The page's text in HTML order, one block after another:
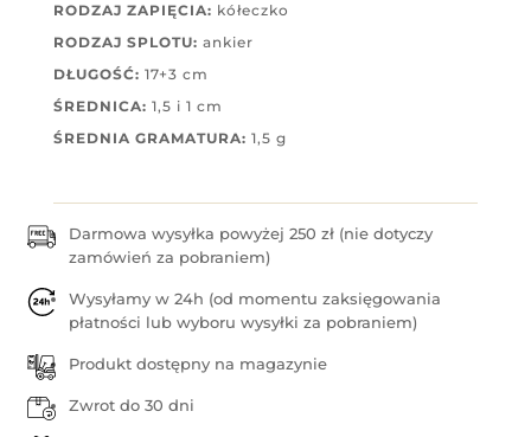
RODZAJ ZAPIĘCIA: kółeczko
RODZAJ SPLOTU: ankier
DŁUGOŚĆ: 17+3 cm
ŚREDNICA: 1,5 i 1 cm
ŚREDNIA GRAMATURA: 1,5 g
Darmowa wysyłka powyżej 250 zł (nie dotyczy
zamówień za pobraniem)
Wysyłamy w 24h (od momentu zaksięgowania
płatności lub wyboru wysyłki za pobraniem)
Produkt dostępny na magazynie
Zwrot do 30 dni